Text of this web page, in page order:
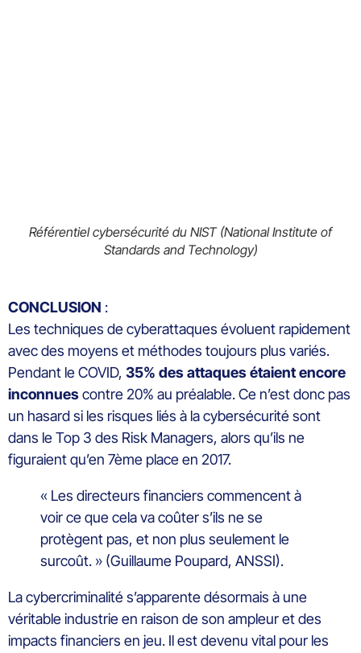
Référentiel cybersécurité du NIST (National Institute of
Standards and Technology)
CONCLUSION :
Les techniques de cyberattaques évoluent rapidement
avec des moyens et méthodes toujours plus variés.
Pendant le COVID, 35% des attaques étaient encore
inconnuescontre 20% au préalable. Ce n’est donc pas
un hasard si les risques liés à la cybersécurité sont
dans le Top 3 des Risk Managers, alors qu’ils ne
figuraient qu’en 7ème place en 2017.
« Les directeurs financiers commencent à
voir ce que cela va coûter s’ils ne se
protègent pas, et non plus seulement le
surcoût. » (Guillaume Poupard, ANSSI).
La cybercriminalité s’apparente désormais à une
véritable industrie en raison de son ampleur et des
impacts financiers en jeu. Il est devenu vital pour les